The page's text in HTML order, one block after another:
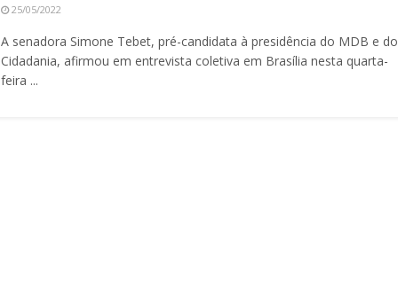
25/05/2022
A senadora Simone Tebet, pré-candidata à presidência do MDB e do
Cidadania, afirmou em entrevista coletiva em Brasília nesta quarta-
feira ...